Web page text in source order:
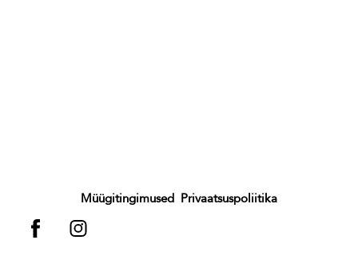
Müügitingimused Privaatsuspoliitika